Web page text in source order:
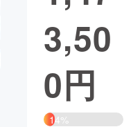
チャレンジ
CAMPFIRE Creation
3,50
0円
14%